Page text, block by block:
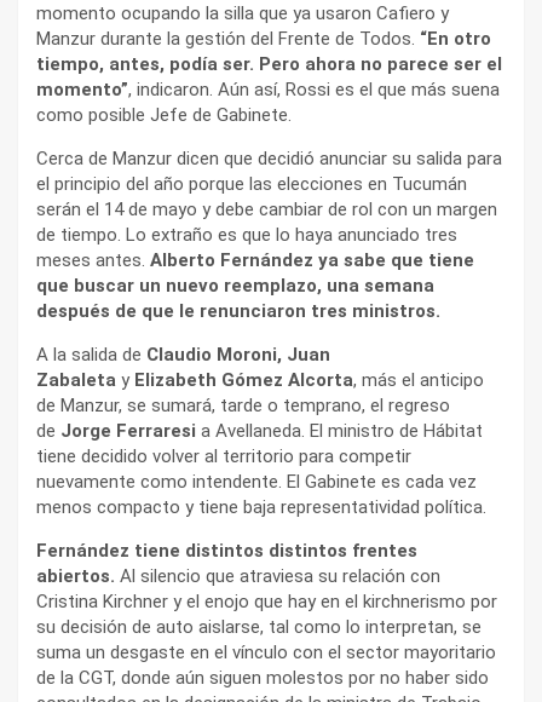
momento ocupando la silla que ya usaron Cafiero y
Manzur durante la gestión del Frente de Todos. “En otro
tiempo, antes, podía ser. Pero ahora no parece ser el
momento”, indicaron. Aún así, Rossi es el que más suena
como posible Jefe de Gabinete.
Cerca de Manzur dicen que decidió anunciar su salida para
el principio del año porque las elecciones en Tucumán
serán el 14 de mayo y debe cambiar de rol con un margen
de tiempo. Lo extraño es que lo haya anunciado tres
meses antes. Alberto Fernández ya sabe que tiene
que buscar un nuevo reemplazo, una semana
después de que le renunciaron tres ministros.
A la salida de Claudio Moroni, Juan
Zabaleta y Elizabeth Gómez Alcorta, más el anticipo
de Manzur, se sumará, tarde o temprano, el regreso
de Jorge Ferraresi a Avellaneda. El ministro de Hábitat
tiene decidido volver al territorio para competir
nuevamente como intendente. El Gabinete es cada vez
menos compacto y tiene baja representatividad política.
Fernández tiene distintos distintos frentes
abiertos. Al silencio que atraviesa su relación con
Cristina Kirchner y el enojo que hay en el kirchnerismo por
su decisión de auto aislarse, tal como lo interpretan, se
suma un desgaste en el vínculo con el sector mayoritario
de la CGT, donde aún siguen molestos por no haber sido